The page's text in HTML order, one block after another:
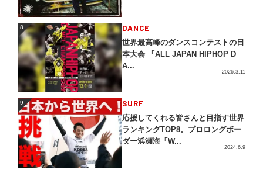
8 DANCE
世界最高峰のダンスコンテストの日
本大会 『ALL JAPAN HIPHOP D
A...
2026.3.11
9 SURF
応援してくれる皆さんと目指す世界
ランキングTOP8。プロロングボー
ダー浜瀬海「W...
2024.6.9